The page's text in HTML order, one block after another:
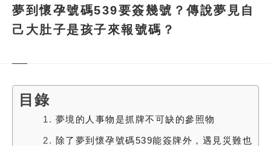
夢到懷孕號碼539要簽幾號？傳說夢見自
己大肚子是孩子來報號碼？
目錄
1. 夢境的人事物是抓牌不可缺的參照物
2. 除了夢到懷孕號碼539能簽牌外，遇見災難也